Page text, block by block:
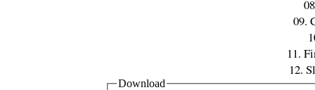
09.
11.
12.
Download